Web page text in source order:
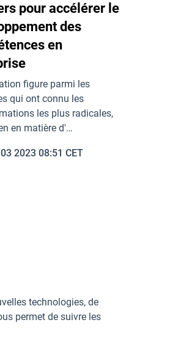
pour accélérer le
des
en
figure parmi les
qui ont connu les
les plus radicales,
en matière d'…
2023 08:51 CET
technologies, de
permet de suivre les